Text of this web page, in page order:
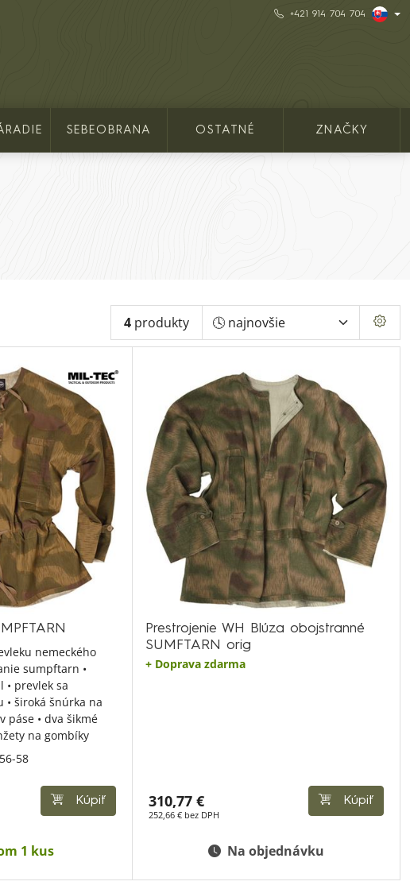
+421 914 704 704
SEBEOBRANA OSTATNÉ ZNAČKY
4 produkty
nemeckého
sumpftarn •
• prevlek sa
široká šnúrka na
páse • dva šikmé
na gombíky
56-58
Kúpiť
1 kus
Prestrojenie WH Blúza obojstranné
SUMFTARN orig
+ Doprava zdarma
310,77 €
252,66 € bez DPH
Kúpiť
Na objednávku